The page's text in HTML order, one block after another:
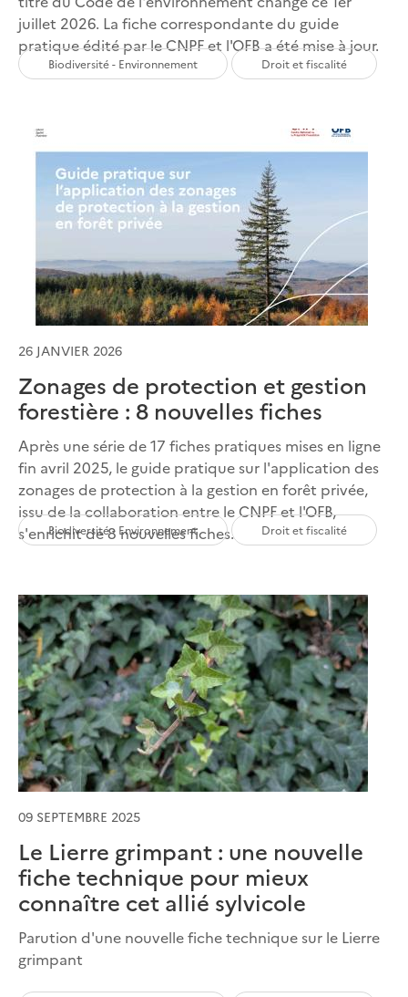
juillet 2026. La fiche correspondante du guide
pratique édité par le CNPF et l'OFB a été mise à jour.
Biodiversité - Environnement Droit et fiscalité
26 JANVIER 2026
Zonages de protection et gestion
forestière : 8 nouvelles fiches
Après une série de 17 fiches pratiques mises en ligne
fin avril 2025, le guide pratique sur l'application des
zonages de protection à la gestion en forêt privée,
issu de la collaboration entre le CNPF et l'OFB,
s'enrichit de 8 nouvelles fiches.
Biodiversité - Environnement Droit et fiscalité
09 SEPTEMBRE 2025
Le Lierre grimpant : une nouvelle
fiche technique pour mieux
connaître cet allié sylvicole
Parution d'une nouvelle fiche technique sur le Lierre
grimpant